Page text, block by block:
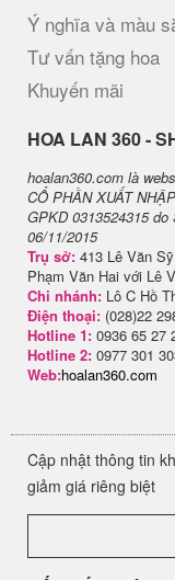
Ý nghĩa và màu
Tư vấn tặng hoa
Khuyến mãi
H​OA LAN 360 -
hoalan360.com là
CỔ PHẦN XUẤT
GPKD 0313524315
06/11/2015
Trụ sở: 413 Lê Văn
Phạm Văn Hai với Lê
Chi nhánh: Lô C Hồ
Điện thoại: (028)22
Hotline 1: 0936 65 27
Hotline 2: 0977 301
Web:hoalan360.com
Cập nhật thông tin
giảm giá riêng biệt